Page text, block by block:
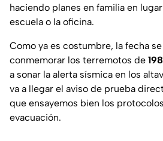
haciendo planes en familia en
escuela o la oficina.
Como ya es costumbre, la fecha
conmemorar los terremotos de
a sonar la alerta sísmica en los
va a llegar el aviso de prueba
que ensayemos bien los
evacuación.